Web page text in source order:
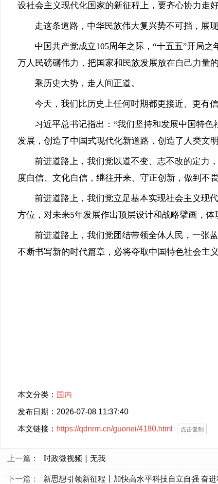
设社会主义现代化国家的新征程上，要齐心协力走
走这条道路，中华民族伟大复兴势不可挡，展
中国共产党成立105周年之际，“十五五”开局之
万人民磅礴伟力，把国家和民族发展放在自己力量
乘历史大势，走人间正道。
今天，我们比历史上任何时期都更接近、更有
习近平总书记指出：“我们坚持和发展中国特色
发展，创造了中国式现代化新道路，创造了人类文
前进道路上，我们党以道不变、志不改的定力，
度自信、文化自信，继往开来、守正创新，做到不
前进道路上，我们党立足基本实现社会主义现代
方位，对未来5年发展作出顶层设计和战略擘画，
前进道路上，我们党团结带领全体人民，一张蓝
不断书写新的时代篇章，必将夺取中国特色社会主
本文分类： 国内
发布日期：2026-07-08 11:37:40
本文链接： https://qdnrm.cn/guonei/4180.html 点击复制
上一篇： 时政微视频｜无我
下一篇： 新思想引领新征程丨加快高水平科技自立自强 奋